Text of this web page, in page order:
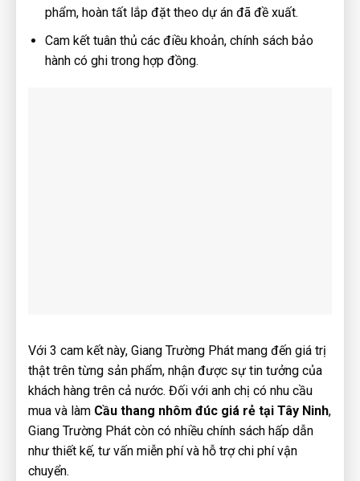
phẩm, hoàn tất lắp đặt theo dự án đã đề xuất.
Cam kết tuân thủ các điều khoản, chính sách bảo
hành có ghi trong hợp đồng.
Với 3 cam kết này, Giang Trường Phát mang đến giá trị
thật trên từng sản phẩm, nhận được sự tin tưởng của
khách hàng trên cả nước. Đối với anh chị có nhu cầu
mua và làm Cầu thang nhôm đúc giá rẻ tại Tây Ninh,
Giang Trường Phát còn có nhiều chính sách hấp dẫn
như thiết kế, tư vấn miễn phí và hỗ trợ chi phí vận
chuyển.